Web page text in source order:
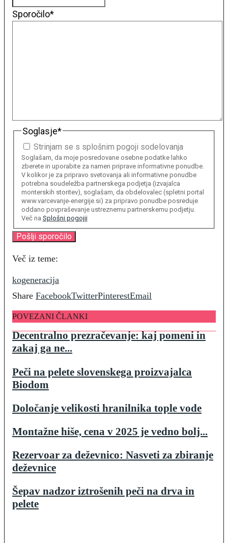
Sporočilo*
Soglasje*
Strinjam se s splošnim pogoji sodelovanja
Soglašam, da moje posredovane osebne podatke lahko
zberete in uporabite za namen priprave informativne ponudbe.
V kolikor je za pripravo svetovanja ali informativne ponudbe
potrebna soudeležba partnerskega podjetja (izvajalca
monterskih storitev), soglašam, da obdelovalec (spletni portal
www.varcevanje-energije.si) za pripravo ponudbe posreduje
oddano povpraševanje ustreznemu partnerskemu podjetju.
Več na Splošni pogojii
Več iz teme:
kogeneracija
Share FacebookTwitterPinterestEmail
POVEZANI ČLANKI
Decentralno prezračevanje: kaj pomeni in
zakaj ga ne...
Peči na pelete slovenskega proizvajalca
Biodom
Določanje velikosti hranilnika tople vode
Montažne hiše, cena v 2025 je vedno bolj...
Rezervoar za deževnico: Nasveti za zbiranje
deževnice
Šepav nadzor iztrošenih peči na drva in
pelete